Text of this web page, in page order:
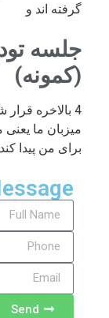
گرفته اند و
جلسه
(کمونه)
4 بالاخره
میزبان ما
برای من پیدا
Send